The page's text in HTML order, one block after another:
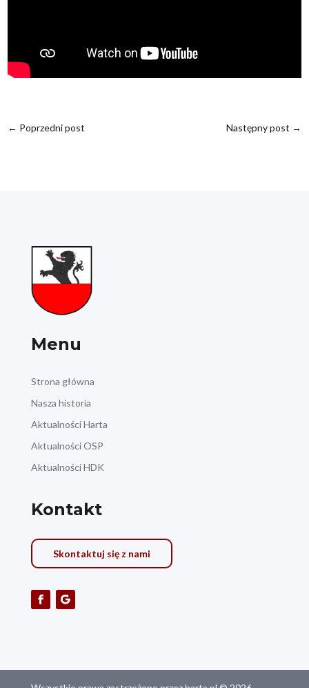
← Poprzedni post Następny post →
Menu
Strona główna
Nasza historia
Aktualności Harta
Aktualności OSP
Aktualności HDK
Kontakt
Skontaktuj się z nami